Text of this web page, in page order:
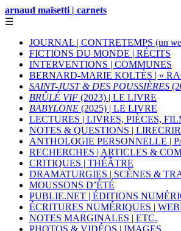
arnaud maïsetti | carnets
☰
JOURNAL | CONTRETEMPS (un
FICTIONS DU MONDE | RÉCITS
INTERVENTIONS | COMMUNES
BERNARD-MARIE KOLTÈS | «
SAINT-JUST & DES POUSSIÈRES
BRÛLÉ VIF (2023) | LE LIVRE
BABYLONE (2025) | LE LIVRE
LECTURES | LIVRES, PIÈCES,
NOTES & QUESTIONS |
ANTHOLOGIE PERSONNELLE |
RECHERCHES | ARTICLES &
CRITIQUES | THÉÂTRE
DRAMATURGIES | SCÈNES &
MOUSSONS D’ÉTÉ
PUBLIE.NET | ÉDITIONS
ÉCRITURES NUMÉRIQUES |
NOTES MARGINALES | ETC.
PHOTOS & VIDÉOS | IMAGES